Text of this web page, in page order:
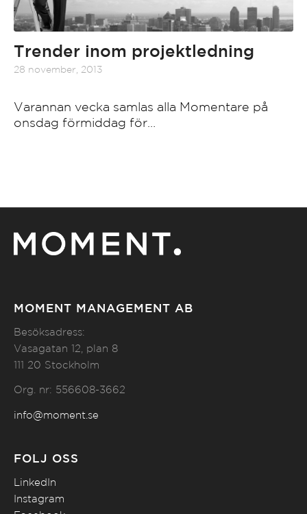
Trender inom projektledning
28 november, 2013
Varannan vecka samlas alla Momentare på
onsdag förmiddag för…
MOMENT MANAGEMENT AB
Besöksadress:
Vasagatan 12, plan 8
111 20 Stockholm
Org. nr: 556608-3662
info@moment.se
FÖLJ OSS
LinkedIn
Instagram